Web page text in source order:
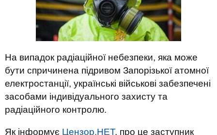
На випадок радіаційної небезпеки, яка може
бути спричинена підривом Запорізької атомної
електростанції, українські військові забезпечені
засобами індивідуального захисту та
радіаційного контролю.
Як інформує Цензор.НЕТ, про це заступник